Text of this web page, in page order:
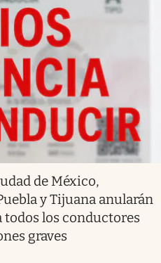
de México,
y Tijuana anularán
todos los conductores
graves